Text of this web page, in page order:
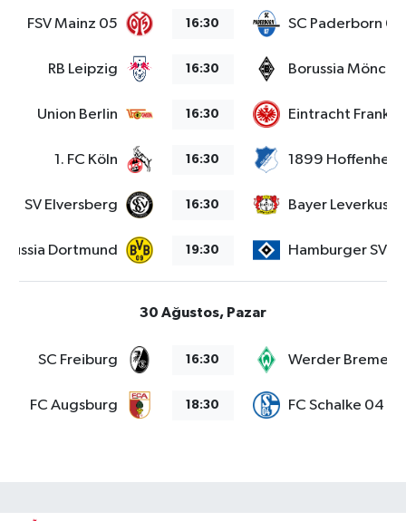
FSV Mainz 05 16:30 SC Paderborn 07
RB Leipzig 16:30 Borussia
Union Berlin 16:30 Eintracht
1. FC Köln 16:30 1899 Hoffenheim
SV Elversberg 16:30 Bayer Leverkusen
Dortmund 19:30 Hamburger SV
30 Ağustos, Pazar
SC Freiburg 16:30 Werder Bremen
FC Augsburg 18:30 FC Schalke 04